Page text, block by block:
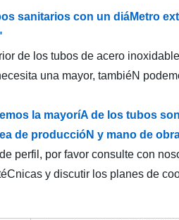
sanitarios con un diáMetro
de los tubos de acero
una mayor, tambiéN
la mayoríA de los tubos
de produccióN y mano de
perfil, por favor consulte con
y discutir los planes de